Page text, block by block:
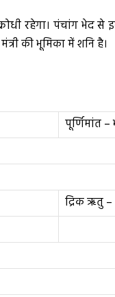
रहेगा। पंचांग भेद
की भूमिका में शनि है।
पूर्णिमांत –
द्रिक ऋतु